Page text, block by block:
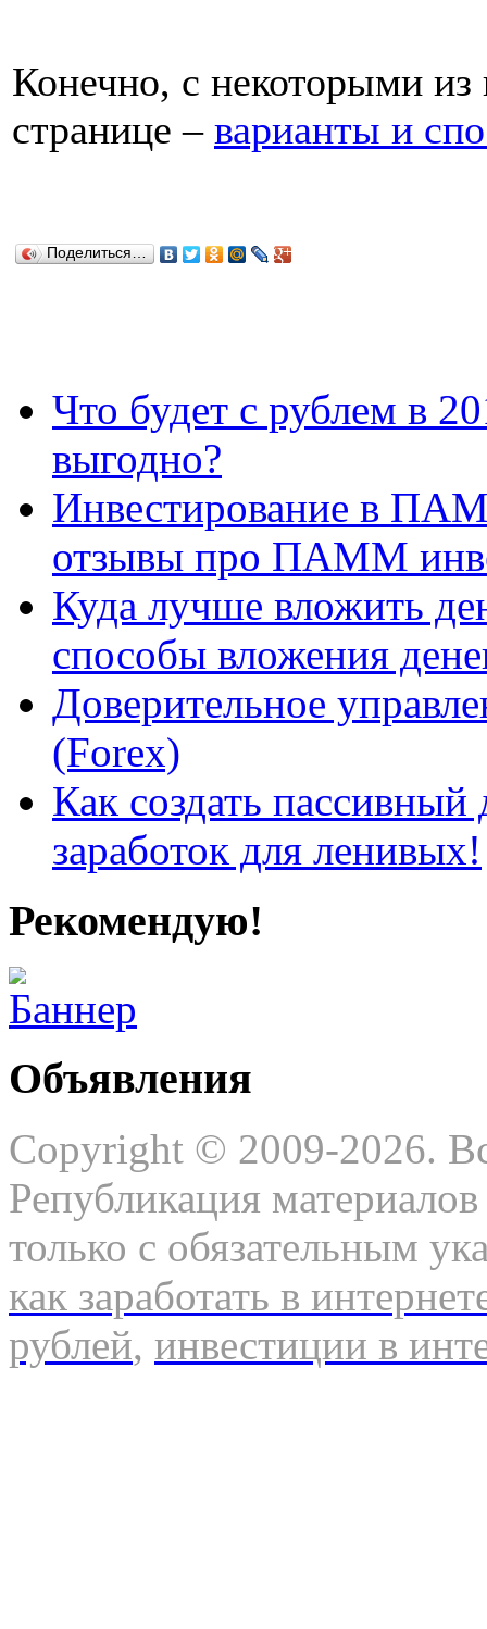
Конечно, с некоторыми
странице – варианты и
Поделиться…
Что будет с рублем в
выгодно?
Инвестирование в
отзывы про ПАММ
Куда лучше вложить
способы вложения
Доверительное
(Forex)
Как создать
заработок для ленивых!
Рекомендую!
Объявления
Copyright © 2009-2026.
Републикация
только с обязательным
как заработать в
рублей, инвестиции в